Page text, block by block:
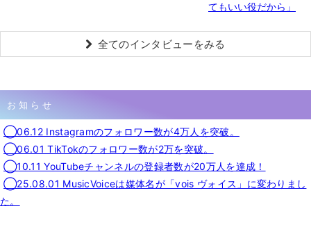
てもいい役だから」
全てのインタビューをみる
お知らせ
◯06.12 Instagramのフォロワー数が4万人を突破。
◯06.01 TikTokのフォロワー数が2万を突破。
◯10.11 YouTubeチャンネルの登録者数が20万人を達成！
◯25.08.01 MusicVoiceは媒体名が「vois ヴォイス」に変わりまし
た。